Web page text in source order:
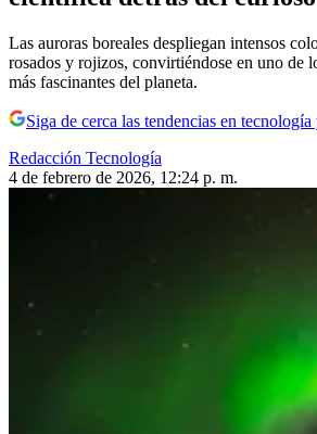
Las auroras boreales despliegan intensos
rosados y rojizos, convirtiéndose en uno de
más fascinantes del planeta.
Siga de cerca las tendencias en
Redacción Tecnología
4 de febrero de 2026, 12:24 p. m.